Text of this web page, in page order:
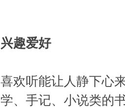
兴趣爱好
喜欢听能让人静下心
学、手记、小说类的